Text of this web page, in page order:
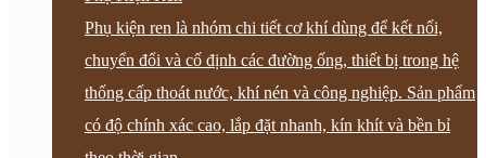
Phụ kiện ren là nhóm chi tiết cơ khí dùng để kết nối,
chuyển đổi và cố định các đường ống, thiết bị trong hệ
thống cấp thoát nước, khí nén và công nghiệp. Sản phẩm
có độ chính xác cao, lắp đặt nhanh, kín khít và bền bỉ